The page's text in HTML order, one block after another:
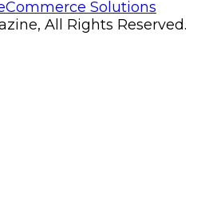
Solutions
All Rights Reserved.